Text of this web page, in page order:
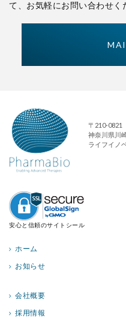
て、お気軽にお問い合わせく
〒210-0821
神奈川県川
ライフイノ
安心と信頼のサイトシール
ホーム
お知らせ
会社概要
採用情報